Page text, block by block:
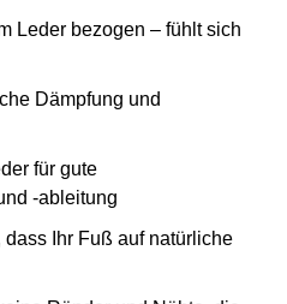
Leder bezogen – fühlt sich
Dämpfung und
für gute
-ableitung
Ihr Fuß auf natürliche